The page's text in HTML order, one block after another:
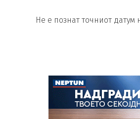
Не е познат точниот